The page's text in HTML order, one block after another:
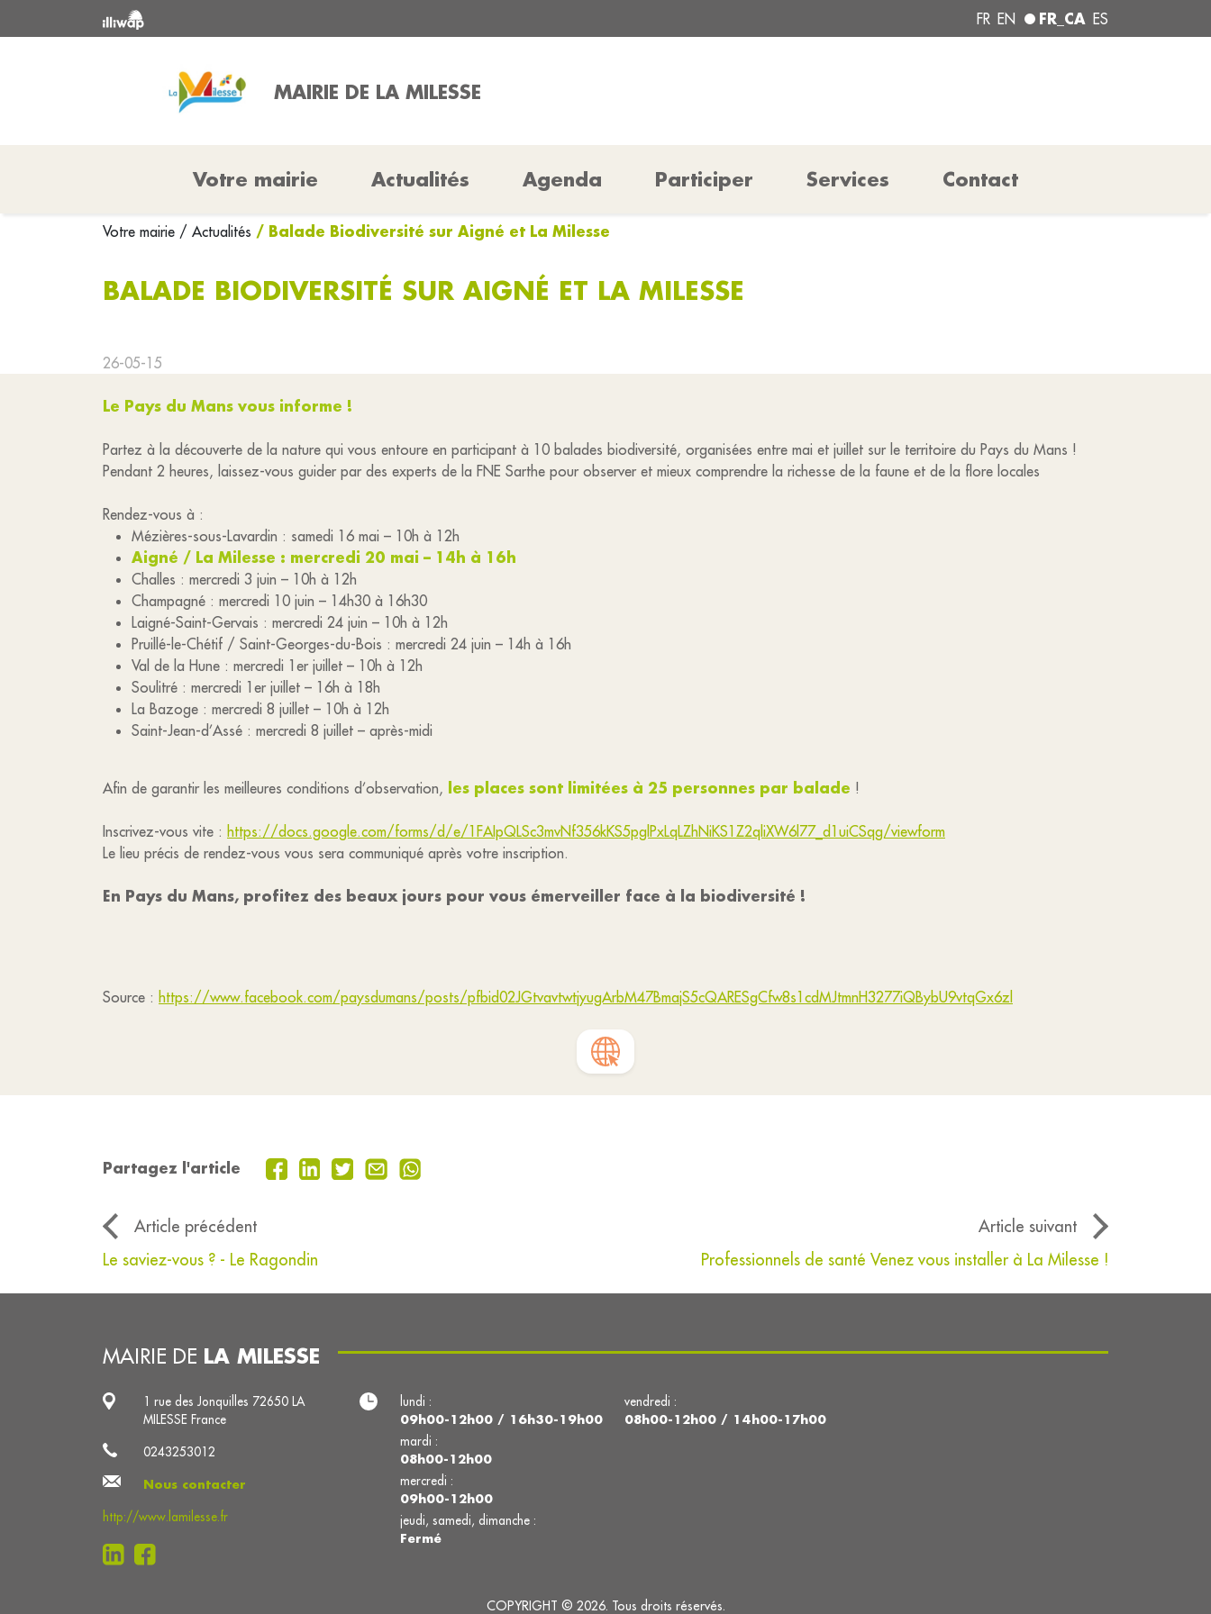
FR EN FR_CA ES
MAIRIE DE LA MILESSE
Votre mairie Actualités Agenda Participer Services Contact
Votre mairie / Actualités / Balade Biodiversité sur Aigné et La Milesse
BALADE BIODIVERSITÉ SUR AIGNÉ ET LA MILESSE
26-05-15
Le Pays du Mans vous informe !
Partez à la découverte de la nature qui vous entoure en participant à 10 balades biodiversité, organisées entre mai et juillet sur le territoire du Pays du Mans !
Pendant 2 heures, laissez-vous guider par des experts de la FNE Sarthe pour observer et mieux comprendre la richesse de la faune et de la flore locales
Rendez-vous à :
Mézières-sous-Lavardin : samedi 16 mai – 10h à 12h
Aigné / La Milesse : mercredi 20 mai – 14h à 16h
Challes : mercredi 3 juin – 10h à 12h
Champagné : mercredi 10 juin – 14h30 à 16h30
Laigné-Saint-Gervais : mercredi 24 juin – 10h à 12h
Pruillé-le-Chétif / Saint-Georges-du-Bois : mercredi 24 juin – 14h à 16h
Val de la Hune : mercredi 1er juillet – 10h à 12h
Soulitré : mercredi 1er juillet – 16h à 18h
La Bazoge : mercredi 8 juillet – 10h à 12h
Saint-Jean-d’Assé : mercredi 8 juillet – après-midi
Afin de garantir les meilleures conditions d’observation, les places sont limitées à 25 personnes par balade !
Inscrivez-vous vite : https://docs.google.com/forms/d/e/1FAIpQLSc3mvNf356kKS5pglPxLqLZhNiKS1Z2qliXW6l77_d1uiCSqg/viewform
Le lieu précis de rendez-vous vous sera communiqué après votre inscription.
En Pays du Mans, profitez des beaux jours pour vous émerveiller face à la biodiversité !
Source : https://www.facebook.com/paysdumans/posts/pfbid02JGtvavtwtjyugArbM47BmajS5cQARESgCfw8s1cdMJtmnH3277iQBybU9vtqGx6zl
Partagez l'article
Article précédent
Article suivant
Le saviez-vous ? - Le Ragondin
Professionnels de santé Venez vous installer à La Milesse !
MAIRIE DE LA MILESSE
1 rue des Jonquilles 72650 LA
MILESSE France
0243253012
Nous contacter
http://www.lamilesse.fr
lundi :
09h00-12h00 / 16h30-19h00
mardi :
08h00-12h00
mercredi :
09h00-12h00
jeudi, samedi, dimanche :
Fermé
vendredi :
08h00-12h00 / 14h00-17h00
COPYRIGHT © 2026. Tous droits réservés.